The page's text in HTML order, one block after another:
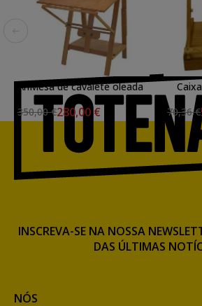
\nMesa de cavalete oleada
350,00 €280,00 €
70,36 €
NÓS
INSCREVA-SE NA NOSSA
DAS ÚLTIMAS